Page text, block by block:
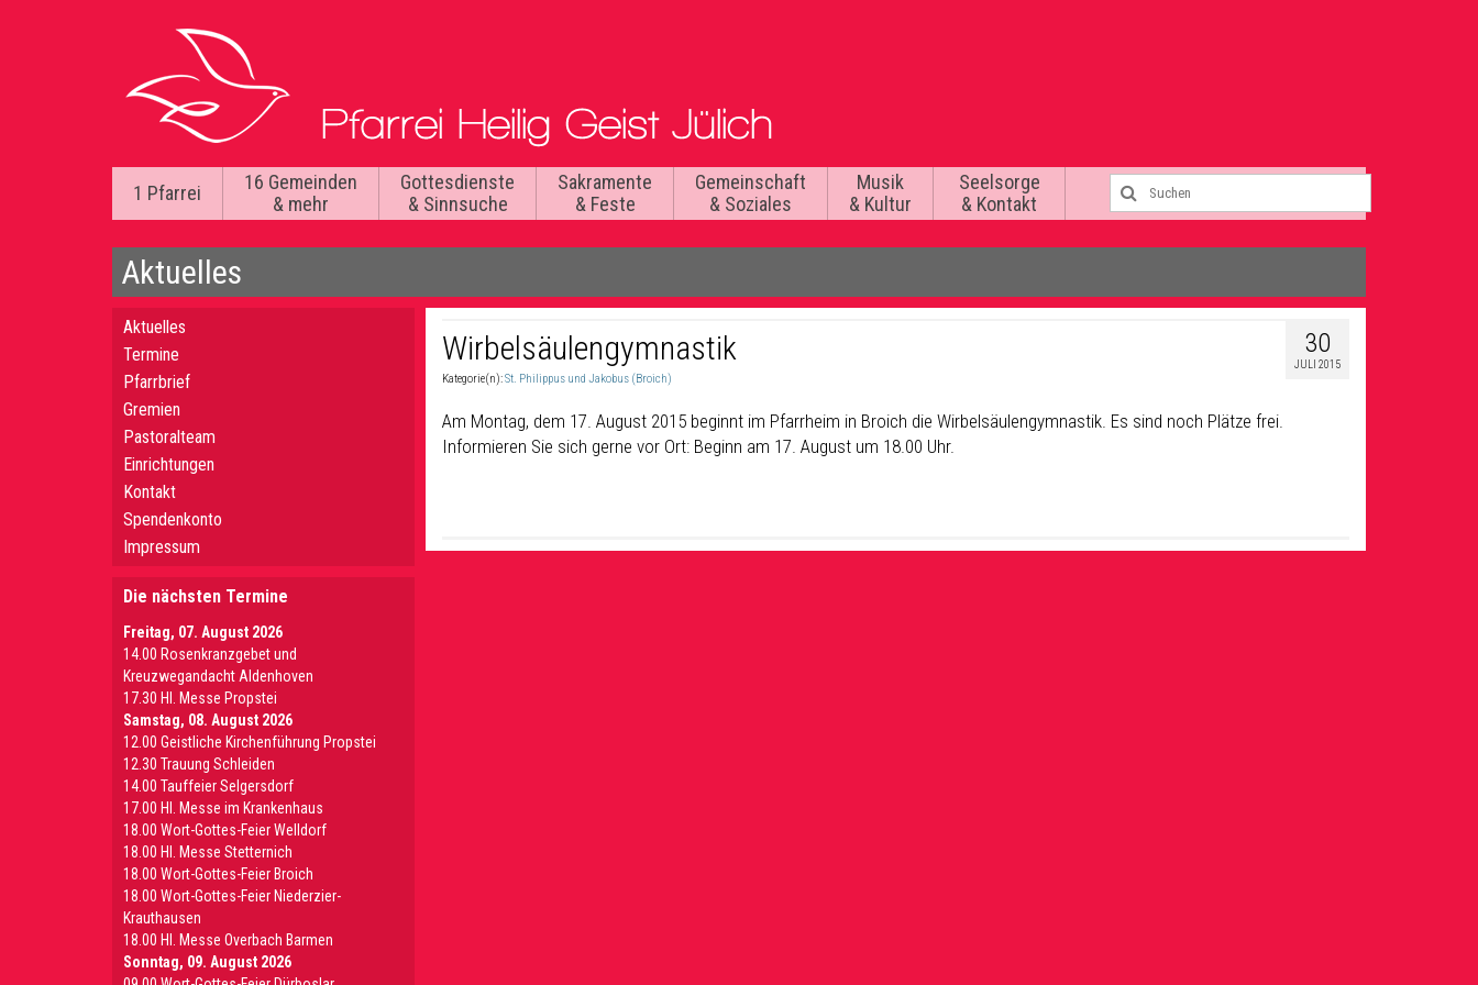
1 Pfarrei
16 Gemeinden
& mehr
Gottesdienste
& Sinnsuche
Sakramente
& Feste
Gemeinschaft
& Soziales
Musik
& Kultur
Seelsorge
& Kontakt
Aktuelles
30
JULI 2015
Wirbelsäulengymnastik
Kategorie(n):St. Philippus und Jakobus (Broich)
Am Montag, dem 17. August 2015 beginnt im Pfarrheim in Broich die Wirbelsäulengymnastik. Es sind noch Plätze frei.
Informieren Sie sich gerne vor Ort: Beginn am 17. August um 18.00 Uhr.
Aktuelles
Termine
Pfarrbrief
Gremien
Pastoralteam
Einrichtungen
Kontakt
Spendenkonto
Impressum
Die nächsten Termine
Freitag, 07. August 2026
14.00 Rosenkranzgebet und
Kreuzwegandacht Aldenhoven
17.30 Hl. Messe Propstei
Samstag, 08. August 2026
12.00 Geistliche Kirchenführung Propstei
12.30 Trauung Schleiden
14.00 Tauffeier Selgersdorf
17.00 Hl. Messe im Krankenhaus
18.00 Wort-Gottes-Feier Welldorf
18.00 Hl. Messe Stetternich
18.00 Wort-Gottes-Feier Broich
18.00 Wort-Gottes-Feier Niederzier-
Krauthausen
18.00 Hl. Messe Overbach Barmen
Sonntag, 09. August 2026